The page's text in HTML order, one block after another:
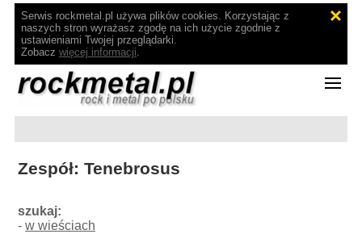
Serwis rockmetal.pl używa plików cookies. Korzystając z
naszych stron wyrażasz zgodę na ich użycie zgodnie z
ustawieniami Twojej przeglądarki.
Zobacz więcej informacji.
Zespół: Tenebrosus
szukaj:
-w wieściach